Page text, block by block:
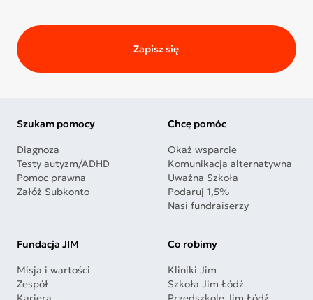
Zapisz się
Szukam pomocy
Diagnoza
Testy autyzm/ADHD
Pomoc prawna
Załóż Subkonto
Chcę pomóc
Okaż wsparcie
Komunikacja alternatywna
Uważna Szkoła
Podaruj 1,5%
Nasi fundraiserzy
Fundacja JIM
Misja i wartości
Zespół
Co robimy
Kliniki Jim
Szkoła Jim Łódź